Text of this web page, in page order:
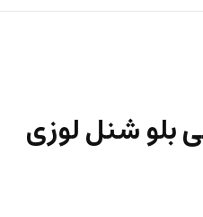
بلو شنل لوزی